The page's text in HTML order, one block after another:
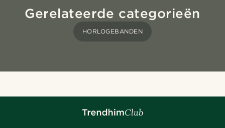
Gerelateerde categorieën
HORLOGEBANDEN